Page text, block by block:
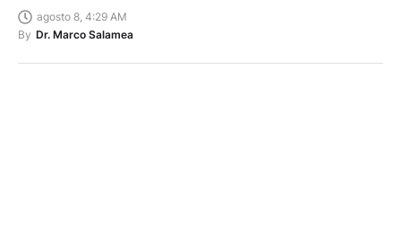
agosto 8, 4:29 AM
By Dr. Marco Salamea